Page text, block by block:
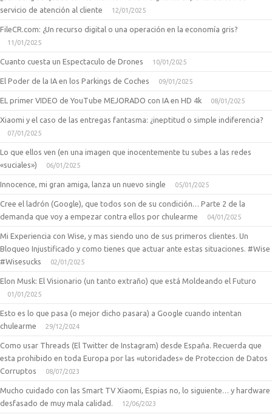
servicio de atención al cliente
12/01/2025
FileCR.com: ¿Un recurso digital o una operación en la economía gris?
11/01/2025
Cuanto cuesta un Espectaculo de Drones 10/01/2025
El Poder de la IA en los Parkings de Coches 09/01/2025
EL primer VIDEO de YouTube MEJORADO con IA en HD 4k 08/01/2025
Xiaomi y el caso de las entregas fantasma: ¿ineptitud o simple indiferencia?
07/01/2025
Lo que ellos ven (en una imagen que inocentemente tu subes a las redes
«suciales»)
06/01/2025
Innocence, mi gran amiga, lanza un nuevo single 05/01/2025
Cree el ladrón (Google), que todos son de su condición… Parte 2 de la
demanda que voy a empezar contra ellos por chulearme
04/01/2025
Mi Experiencia con Wise, y mas siendo uno de sus primeros clientes. Un
Bloqueo Injustificado y como tienes que actuar ante estas situaciones. #Wise
#Wisesucks
02/01/2025
Elon Musk: El Visionario (un tanto extraño) que está Moldeando el Futuro
01/01/2025
Esto es lo que pasa (o mejor dicho pasara) a Google cuando intentan
chulearme
29/12/2024
Como usar Threads (El Twitter de Instagram) desde España. Recuerda que
esta prohibido en toda Europa por las «utoridades» de Proteccion de Datos
Corruptos
08/07/2023
Mucho cuidado con las Smart TV Xiaomi, Espias no, lo siguiente… y hardware
desfasado de muy mala calidad.
12/06/2023